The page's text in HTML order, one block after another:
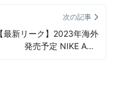
次の記事
【最新リーク】2023年海外
発売予定 NIKE ACG